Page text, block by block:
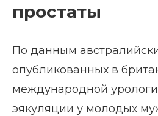
простаты
По данным
опубликованных в
международной
эякуляции у молодых